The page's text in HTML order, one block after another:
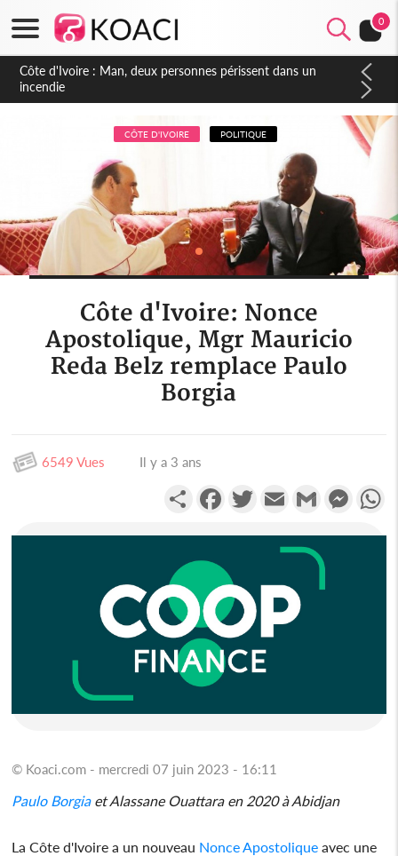
0
Côte d'Ivoire : Séileu, la célébration de la fête nationale
transformée en vaste campagne contre les produits
dépigmentants dangereux
CÔTE D'IVOIRE POLITIQUE
Côte d'Ivoire: Nonce
Apostolique, Mgr Mauricio
Reda Belz remplace Paulo
Borgia
6549 Vues Il y a 3 ans
PartagerFacebookTwitterEmail Gmail
© Koaci.com - mercredi 07 juin 2023 - 16:11
Paulo Borgiaet Alassane Ouattara en 2020 à Abidjan
La Côte d'Ivoire a un nouveau Nonce Apostolique avec une